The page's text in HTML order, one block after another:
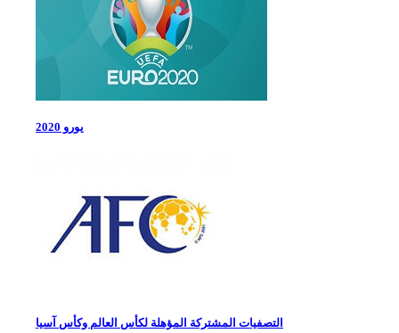
يورو 2020
التصفيات المشتركة المؤهلة لكأس العالم وكأس آسيا